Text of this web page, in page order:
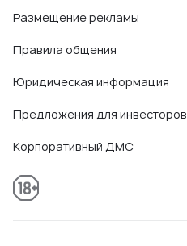
Размещение рекламы
Правила общения
Юридическая информация
Предложения для инвесторов
Корпоративный ДМС